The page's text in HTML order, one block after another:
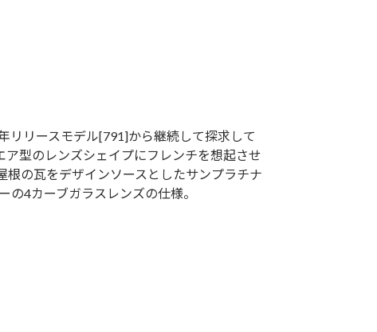
リリースモデル[791]から継続して探求して
型のレンズシェイプにフレンチを想起させ
の瓦をデザインソースとしたサンプラチナ
4カーブガラスレンズの仕様。